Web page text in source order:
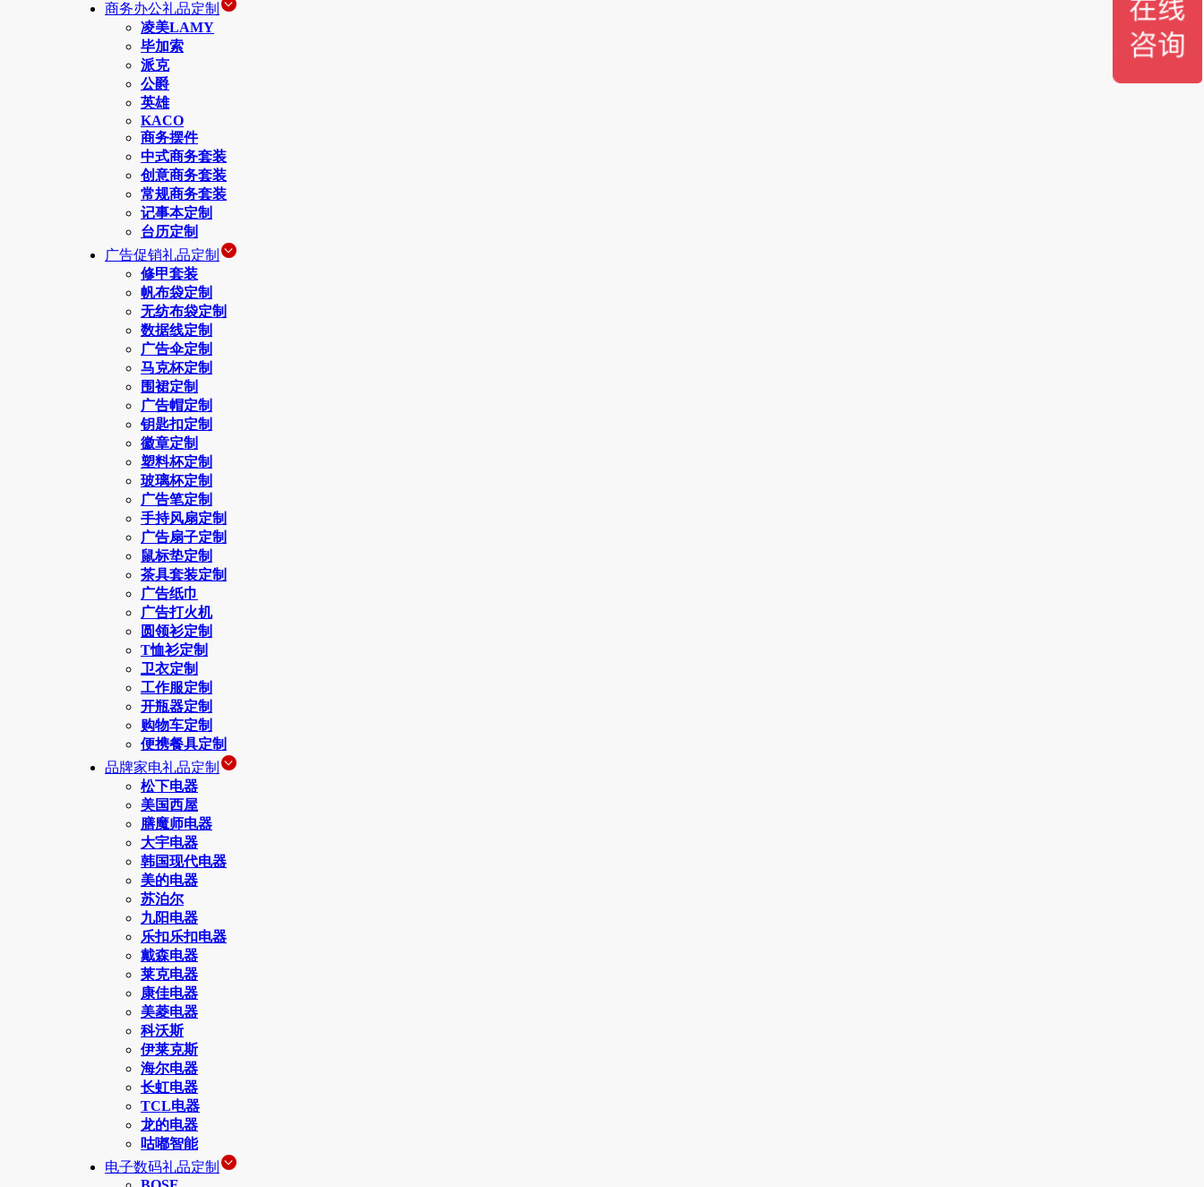
商务办公礼品定制
凌美LAMY
毕加索
派克
公爵
英雄
KACO
商务摆件
中式商务套装
创意商务套装
常规商务套装
记事本定制
台历定制
广告促销礼品定制
修甲套装
帆布袋定制
无纺布袋定制
数据线定制
广告伞定制
马克杯定制
围裙定制
广告帽定制
钥匙扣定制
徽章定制
塑料杯定制
玻璃杯定制
广告笔定制
手持风扇定制
广告扇子定制
鼠标垫定制
茶具套装定制
广告纸巾
广告打火机
圆领衫定制
T恤衫定制
卫衣定制
工作服定制
开瓶器定制
购物车定制
便携餐具定制
品牌家电礼品定制
松下电器
美国西屋
膳魔师电器
大宇电器
韩国现代电器
美的电器
苏泊尔
九阳电器
乐扣乐扣电器
戴森电器
莱克电器
康佳电器
美菱电器
科沃斯
伊莱克斯
海尔电器
长虹电器
TCL电器
龙的电器
咕嘟智能
电子数码礼品定制